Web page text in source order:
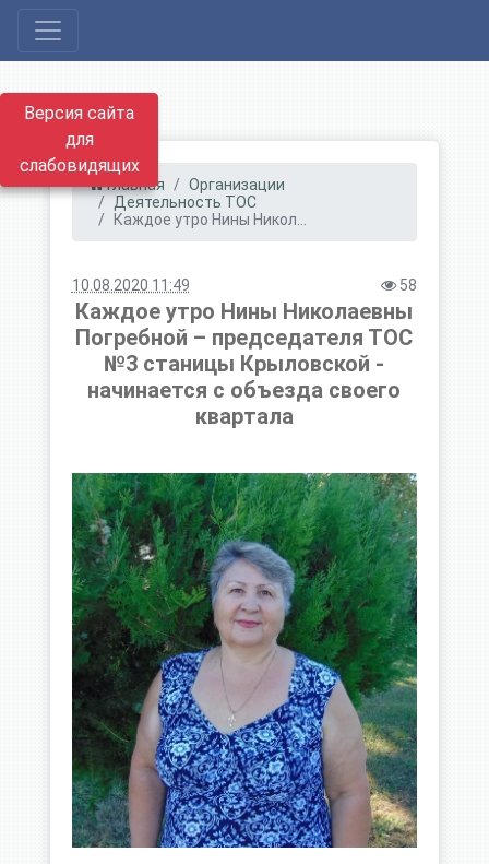
Версия сайта
для
слабовидящих
Главная
Организации
Деятельность ТОС
Каждое утро Нины Никол...
10.08.2020 11:49 58
Каждое утро Нины Николаевны
Погребной – председателя ТОС
№3 станицы Крыловской -
начинается с объезда своего
квартала